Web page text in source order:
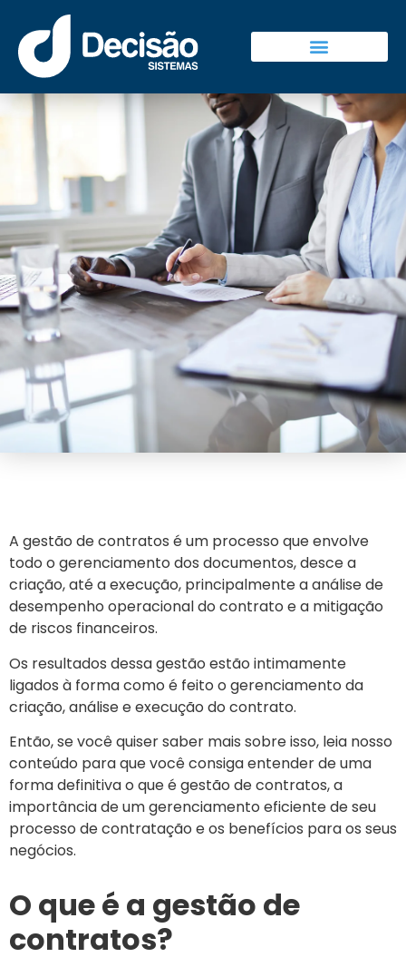
A gestão de contratos é um processo que envolve
todo o gerenciamento dos documentos, desce a
criação, até a execução, principalmente a análise de
desempenho operacional do contrato e a mitigação
de riscos financeiros.
Os resultados dessa gestão estão intimamente
ligados à forma como é feito o gerenciamento da
criação, análise e execução do contrato.
Então, se você quiser saber mais sobre isso, leia nosso
conteúdo para que você consiga entender de uma
forma definitiva o que é gestão de contratos, a
importância de um gerenciamento eficiente de seu
processo de contratação e os benefícios para os seus
negócios.
O que é a gestão de
contratos?